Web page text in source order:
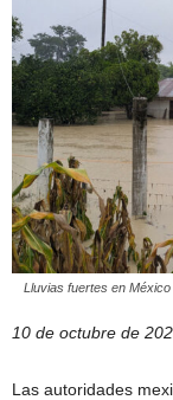
Lluvias fuertes en
10 de octubre de
Las autoridades